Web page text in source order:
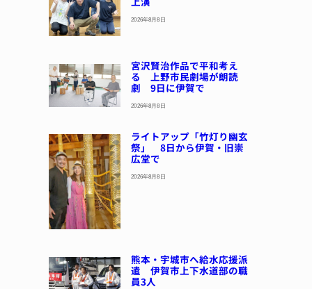
2026年8月8日
宮沢賢治作品で平和考え
る 上野市民劇場が朗読
劇 9日に伊賀で
2026年8月8日
ライトアップ「竹灯り幽玄
祭」 8日から伊賀・旧崇
広堂で
2026年8月8日
熊本・宇城市へ給水応援派
遣 伊賀市上下水道部の職
員3人